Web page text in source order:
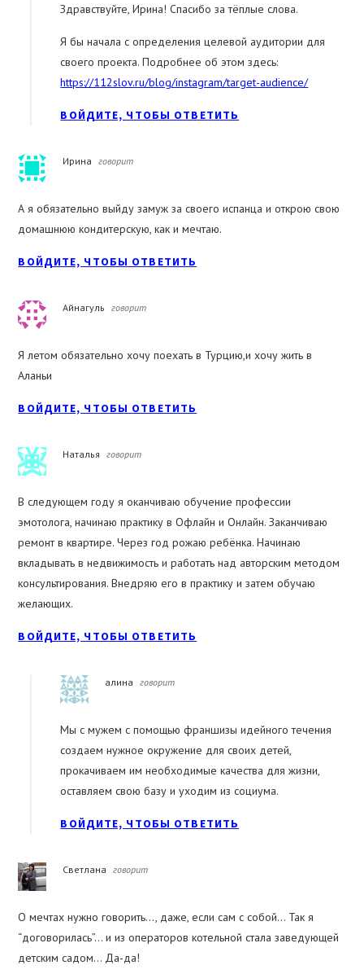
Здравствуйте, Ирина! Спасибо за тёплые слова.
Я бы начала с определения целевой аудитории для
своего проекта. Подробнее об этом здесь:
https://112slov.ru/blog/instagram/target-audience/
ВОЙДИТЕ, ЧТОБЫ ОТВЕТИТЬ
Ирина говорит
А я обязательно выйду замуж за своего испанца и открою свою
домашнюю кондитерскую, как и мечтаю.
ВОЙДИТЕ, ЧТОБЫ ОТВЕТИТЬ
Айнагуль говорит
Я летом обязательно хочу поехать в Турцию,и хочу жить в
Аланьи
ВОЙДИТЕ, ЧТОБЫ ОТВЕТИТЬ
Наталья говорит
В следующем году я оканчиваю обучение профессии
эмотолога, начинаю практику в Офлайн и Онлайн. Заканчиваю
ремонт в квартире. Через год рожаю ребёнка. Начинаю
вкладывать в недвижимость и работать над авторским методом
консультирования. Внедряю его в практику и затем обучаю
желающих.
ВОЙДИТЕ, ЧТОБЫ ОТВЕТИТЬ
алина говорит
Мы с мужем с помощью франшизы идейного течения
создаем нужное окружение для своих детей,
прокачиваем им необходимые качества для жизни,
оставляем свою базу и уходим из социума.
ВОЙДИТЕ, ЧТОБЫ ОТВЕТИТЬ
Светлана говорит
О мечтах нужно говорить…, даже, если сам с собой… Так я
“договорилась”… и из операторов котельной стала заведующей
детским садом… Да-да!